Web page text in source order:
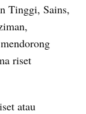
Tinggi, Sains,
riset
atau